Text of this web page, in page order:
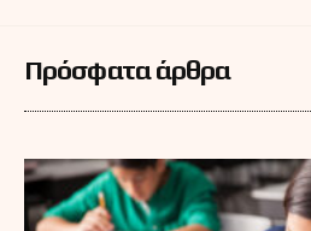
Πρόσφατα άρθρα